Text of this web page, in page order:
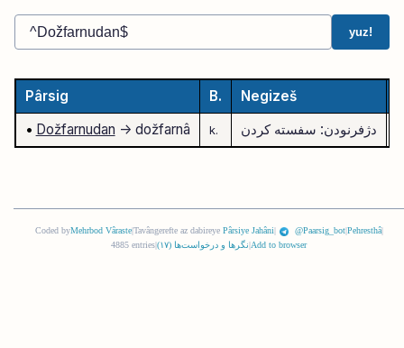
yuz!
Pârsig B. Negizeš
• Dožfarnudan -> dožfarnâ k. دژفرنودن: سفسته کردن
Coded byMehrbod Vâraste|Tavângerefte az dabireye Pârsiye Jahâni| @Paarsig_bot|Pehresthâ|
4885 entries
نگرها و درخواست‌ها (١٧) Add to browser